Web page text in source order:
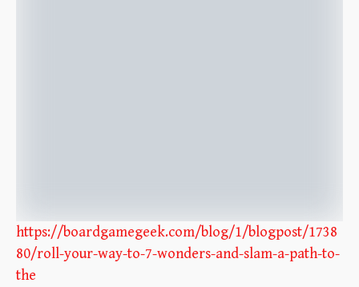
https://boardgamegeek.com/blog/1/blogpost/1738
80/roll-your-way-to-7-wonders-and-slam-a-path-to-
the